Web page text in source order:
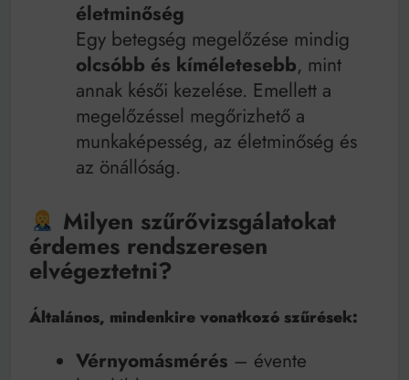
életminőség
Egy betegség megelőzése mindig
olcsóbb és kíméletesebb, mint
annak késői kezelése. Emellett a
megelőzéssel megőrizhető a
munkaképesség, az életminőség és
az önállóság.
Milyen szűrővizsgálatokat
érdemes rendszeresen
elvégeztetni?
Általános, mindenkire vonatkozó szűrések:
Vérnyomásmérés – évente